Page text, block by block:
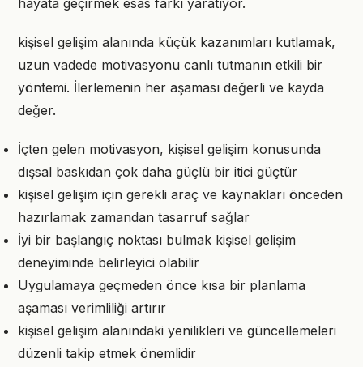
hayata geçirmek esas farkı yaratıyor.
kişisel gelişim alanında küçük kazanımları kutlamak,
uzun vadede motivasyonu canlı tutmanın etkili bir
yöntemi. İlerlemenin her aşaması değerli ve kayda
değer.
İçten gelen motivasyon, kişisel gelişim konusunda
dışsal baskıdan çok daha güçlü bir itici güçtür
kişisel gelişim için gerekli araç ve kaynakları önceden
hazırlamak zamandan tasarruf sağlar
İyi bir başlangıç noktası bulmak kişisel gelişim
deneyiminde belirleyici olabilir
Uygulamaya geçmeden önce kısa bir planlama
aşaması verimliliği artırır
kişisel gelişim alanındaki yenilikleri ve güncellemeleri
düzenli takip etmek önemlidir